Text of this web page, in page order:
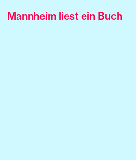
Mannheim liest ein Buch